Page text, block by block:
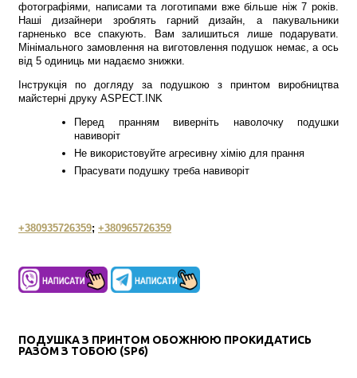
фотографіями, написами та логотипами вже більше ніж 7 років.
Наші дизайнери зроблять гарний дизайн, а пакувальники
гарненько все спакують. Вам залишиться лише подарувати.
Мінімального замовлення на виготовлення подушок немає, а ось
від 5 одиниць ми надаємо знижки.
Інструкція по догляду за подушкою з принтом виробництва
майстерні друку ASPECT.INK
Перед пранням виверніть наволочку подушки
навиворіт
Не використовуйте агресивну хімію для прання
Прасувати подушку треба навиворіт
+380935726359; +380965726359
ПОДУШКА З ПРИНТОМ ОБОЖНЮЮ ПРОКИДАТИСЬ
РАЗОМ З ТОБОЮ (SP6)